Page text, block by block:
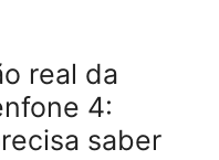
real da
4:
saber